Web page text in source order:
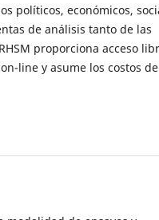
políticos, económicos,
de análisis tanto de las
proporciona acceso
line y asume los costos de